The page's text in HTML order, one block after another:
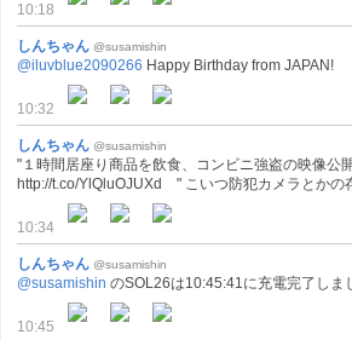
10:18
しんちゃん @susamishin
@iluvblue2090266 Happy Birthday from JAPAN!
10:32
しんちゃん @susamishin
"１時間居座り商品を飲食、コンビニ強盗の映像公開
http://t.co/YlQluOJUXd " こいつ防犯カメラとかの
10:34
しんちゃん @susamishin
@susamishin のSOL26は10:45:41に充電完了しま
10:45